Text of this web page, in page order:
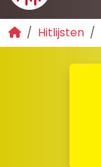
Hitlijsten